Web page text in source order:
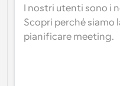
I nostri utenti sono i
Scopri perché siamo
pianificare meeting.